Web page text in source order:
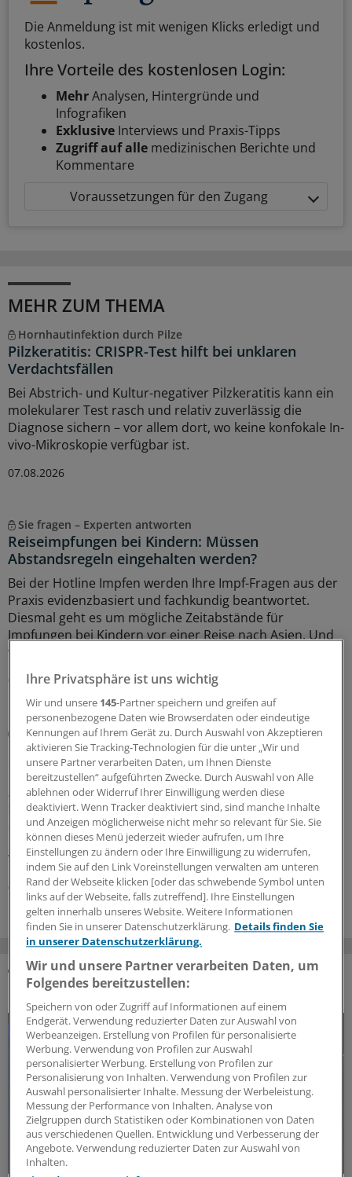
Die Anmeldung ist mit wenigen Klicks erledigt und
kostenlos.
Ihre Vorteile des kostenlosen Login:
MehrAnalysen, Hintergründe und
Infografiken
Exklusive Interviews und Praxis-Tipps
Zugriff auf alle medizinischen Berichte und
Kommentare
Voraussetzungen für den Zugang
MEHR ZUM THEMA
Hornhautinfektion durch Pilze
Pilzkeratitis: CRISPR-Test hilft bei unklaren
Verdachtsfällen
Bei Abstrich- und Kultur-negativer Pilzkeratitis kann ein
molekularer Test rasch und relativ zuverlässig die
Diagnose sichern – vor allem dort, wo keine konfokale In-
vivo-Mikroskopie verfügbar ist.
07.08.2026
Sie fragen – Experten antworten
Reiseimpfungen bei Kindern: Müssen
Abstandsregeln eingehalten werden?
Bei der Hotline Impfen werden Ihre Impf-Fragen aus der
Praxis evidenzbasiert und fachkundig beantwortet.
Diesmal geht es um mögliche Zeitabstände für
Impfungen bei Kindern vor einer Reise nach Asien. Und
welche Rolle spielt die Injektionsstelle?
07.08.2026
Vergiftungen
Blaualgen in Badeseen: Was für Ärzte rund um
das Thema Cyanobakterien wichtig ist
„Badeverbot wegen Blaualgen“ – diese Warnhinweise
sind an einigen deutschen Badeseen zu finden. Welche
Symptome weisen auf eine Vergiftung mit Cyanotoxinen
hin? Und wie gehen Ärzte beim Verdacht auf eine
Vergiftung vor?
06.08.2026
DAS KÖNNTE SIE AUCH INTERESSIEREN
Ihre Privatsphäre ist uns wichtig
Wir und unsere 145-Partner speichern und greifen auf
personenbezogene Daten wie Browserdaten oder eindeutige
Kennungen auf Ihrem Gerät zu. Durch Auswahl von Akzeptieren
aktivieren Sie Tracking-Technologien für die unter „Wir und
unsere Partner verarbeiten Daten, um Ihnen Dienste
bereitzustellen“ aufgeführten Zwecke. Durch Auswahl von Alle
ablehnen oder Widerruf Ihrer Einwilligung werden diese
deaktiviert. Wenn Tracker deaktiviert sind, sind manche Inhalte
und Anzeigen möglicherweise nicht mehr so relevant für Sie. Sie
können dieses Menü jederzeit wieder aufrufen, um Ihre
Einstellungen zu ändern oder Ihre Einwilligung zu widerrufen,
indem Sie auf den Link Voreinstellungen verwalten am unteren
Rand der Webseite klicken [oder das schwebende Symbol unten
links auf der Webseite, falls zutreffend]. Ihre Einstellungen
gelten innerhalb unseres Website. Weitere Informationen
finden Sie in unserer Datenschutzerklärung. Details finden Sie
in unserer Datenschutzerklärung.
Wir und unsere Partner verarbeiten Daten, um
Folgendes bereitzustellen:
Speichern von oder Zugriff auf Informationen auf einem
Endgerät. Verwendung reduzierter Daten zur Auswahl von
Werbeanzeigen. Erstellung von Profilen für personalisierte
Werbung. Verwendung von Profilen zur Auswahl
personalisierter Werbung. Erstellung von Profilen zur
Personalisierung von Inhalten. Verwendung von Profilen zur
Auswahl personalisierter Inhalte. Messung der Werbeleistung.
Messung der Performance von Inhalten. Analyse von
Zielgruppen durch Statistiken oder Kombinationen von Daten
aus verschiedenen Quellen. Entwicklung und Verbesserung der
Angebote. Verwendung reduzierter Daten zur Auswahl von
Inhalten.